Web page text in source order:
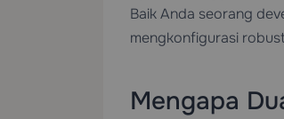
Baik Anda seorang
mengkonfigurasi
Mengapa